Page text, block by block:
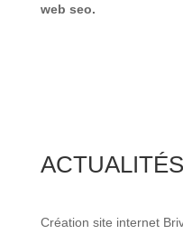
web seo.
Création site internet